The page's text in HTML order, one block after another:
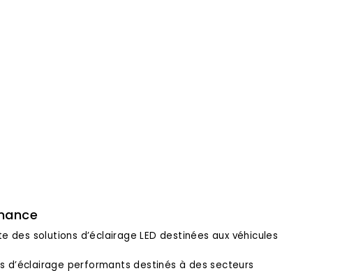
solutions d’éclairage LED destinées aux véhicules
d’éclairage performants destinés à des secteurs